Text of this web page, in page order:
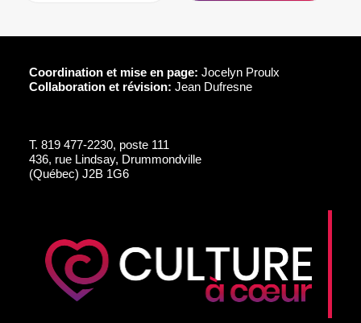
Coordination et mise en page: Jocelyn Proulx
Collaboration et révision: Jean Dufresne
T. 819 477-2230, poste 111
436, rue Lindsay, Drummondville
(Québec) J2B 1G6